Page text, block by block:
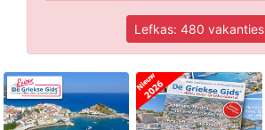
Lefkas: 480 vakanties